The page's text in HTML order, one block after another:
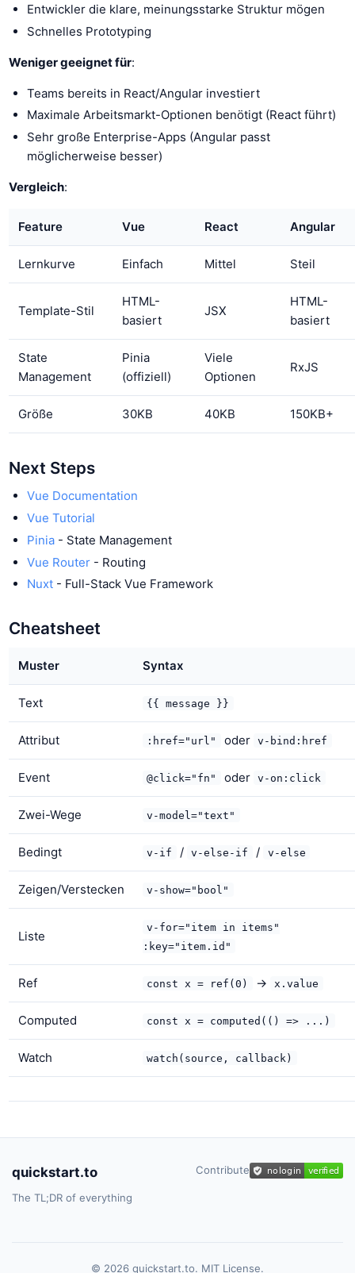
Entwickler die klare, meinungsstarke Struktur mögen
Schnelles Prototyping
Weniger geeignet für:
Teams bereits in React/Angular investiert
Maximale Arbeitsmarkt-Optionen benötigt (React führt)
Sehr große Enterprise-Apps (Angular passt
möglicherweise besser)
Vergleich:
Feature Vue React Angular
Lernkurve Einfach Mittel Steil
Template-Stil
HTML-
basiert
JSX
HTML-
basiert
State
Management
Pinia
(offiziell)
Viele
Optionen
RxJS
Größe 30KB 40KB 150KB+
Next Steps
Vue Documentation
Vue Tutorial
Pinia- State Management
Vue Router- Routing
Nuxt- Full-Stack Vue Framework
Cheatsheet
Muster Syntax
Text {{ message }}
Attribut :href="url" oder v-bind:href
Event @click="fn" oder v-on:click
Zwei-Wege v-model="text"
Bedingt v-if / v-else-if / v-else
Zeigen/Verstecken v-show="bool"
Liste
v-for="item in items"
:key="item.id"
Ref const x = ref(0) → x.value
Computed const x = computed(() => ...)
Watch watch(source, callback)
quickstart.to
The TL;DR of everything
Contribute
© 2026 quickstart.to. MIT License.